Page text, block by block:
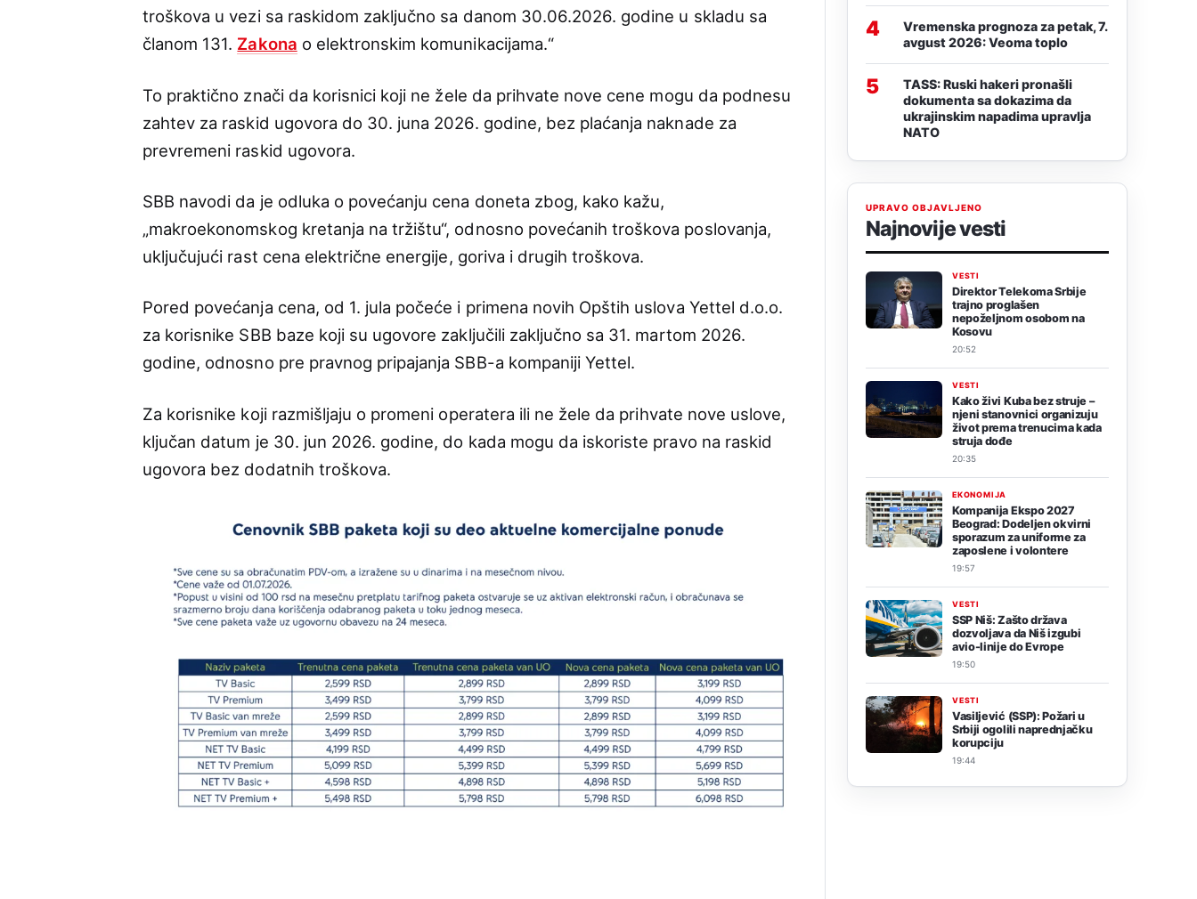
troškova u vezi sa raskidom zaključno sa danom 30.06.2026. godine u skladu sa
članom 131. Zakona o elektronskim komunikacijama.“
To praktično znači da korisnici koji ne žele da prihvate nove cene mogu da podnesu
zahtev za raskid ugovora do 30. juna 2026. godine, bez plaćanja naknade za
prevremeni raskid ugovora.
SBB navodi da je odluka o povećanju cena doneta zbog, kako kažu,
„makroekonomskog kretanja na tržištu“, odnosno povećanih troškova poslovanja,
uključujući rast cena električne energije, goriva i drugih troškova.
Pored povećanja cena, od 1. jula počeće i primena novih Opštih uslova Yettel d.o.o.
za korisnike SBB baze koji su ugovore zaključili zaključno sa 31. martom 2026.
godine, odnosno pre pravnog pripajanja SBB-a kompaniji Yettel.
Za korisnike koji razmišljaju o promeni operatera ili ne žele da prihvate nove uslove,
ključan datum je 30. jun 2026. godine, do kada mogu da iskoriste pravo na raskid
ugovora bez dodatnih troškova.
4
Vremenska prognoza za petak, 7.
avgust 2026: Veoma toplo
5
TASS: Ruski hakeri pronašli
dokumenta sa dokazima da
ukrajinskim napadima upravlja
NATO
UPRAVO OBJAVLJENO
Najnovije vesti
VESTI
Direktor Telekoma Srbije
trajno proglašen
nepoželjnom osobom na
Kosovu
20:52
VESTI
Kako živi Kuba bez struje –
njeni stanovnici organizuju
život prema trenucima kada
struja dođe
20:35
EKONOMIJA
Kompanija Ekspo 2027
Beograd: Dodeljen okvirni
sporazum za uniforme za
zaposlene i volontere
19:57
VESTI
SSP Niš: Zašto država
dozvoljava da Niš izgubi
avio-linije do Evrope
19:50
VESTI
Vasiljević (SSP): Požari u
Srbiji ogolili naprednjačku
korupciju
19:44